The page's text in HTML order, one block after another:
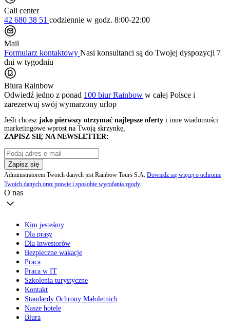
Call center
42 680 38 51 codziennie w godz. 8:00-22:00
Mail
Formularz kontaktowy Nasi konsultanci są do Twojej dyspozycji 7
dni w tygodniu
Biura Rainbow
Odwiedź jedno z ponad 100 biur Rainbow w całej Polsce i
zarezerwuj swój wymarzony urlop
Jeśli chcesz jako pierwszy otrzymać najlepsze oferty i inne wiadomości
marketingowe wprost na Twoją skrzynkę,
ZAPISZ SIĘ NA NEWSLETTER:
Zapisz się
Administratorem Twoich danych jest Rainbow Tours S.A. Dowiedz się więcej o ochronie
Twoich danych oraz prawie i sposobie wycofania zgody.
O nas
Kim jesteśmy
Dla prasy
Dla inwestorów
Bezpieczne wakacje
Praca
Praca w IT
Szkolenia turystyczne
Kontakt
Standardy Ochrony Małoletnich
Nasze hotele
Biura